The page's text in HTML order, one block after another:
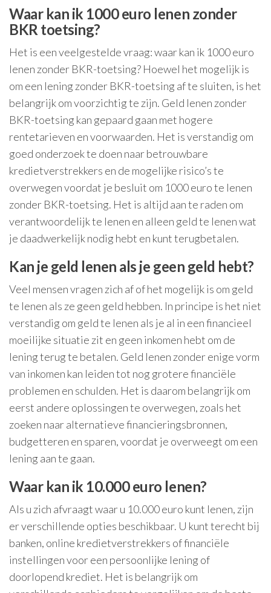
Waar kan ik 1000 euro lenen zonder
BKR toetsing?
Het is een veelgestelde vraag: waar kan ik 1000 euro
lenen zonder BKR-toetsing? Hoewel het mogelijk is
om een lening zonder BKR-toetsing af te sluiten, is het
belangrijk om voorzichtig te zijn. Geld lenen zonder
BKR-toetsing kan gepaard gaan met hogere
rentetarieven en voorwaarden. Het is verstandig om
goed onderzoek te doen naar betrouwbare
kredietverstrekkers en de mogelijke risico’s te
overwegen voordat je besluit om 1000 euro te lenen
zonder BKR-toetsing. Het is altijd aan te raden om
verantwoordelijk te lenen en alleen geld te lenen wat
je daadwerkelijk nodig hebt en kunt terugbetalen.
Kan je geld lenen als je geen geld hebt?
Veel mensen vragen zich af of het mogelijk is om geld
te lenen als ze geen geld hebben. In principe is het niet
verstandig om geld te lenen als je al in een financieel
moeilijke situatie zit en geen inkomen hebt om de
lening terug te betalen. Geld lenen zonder enige vorm
van inkomen kan leiden tot nog grotere financiële
problemen en schulden. Het is daarom belangrijk om
eerst andere oplossingen te overwegen, zoals het
zoeken naar alternatieve financieringsbronnen,
budgetteren en sparen, voordat je overweegt om een
lening aan te gaan.
Waar kan ik 10.000 euro lenen?
Als u zich afvraagt waar u 10.000 euro kunt lenen, zijn
er verschillende opties beschikbaar. U kunt terecht bij
banken, online kredietverstrekkers of financiële
instellingen voor een persoonlijke lening of
doorlopend krediet. Het is belangrijk om